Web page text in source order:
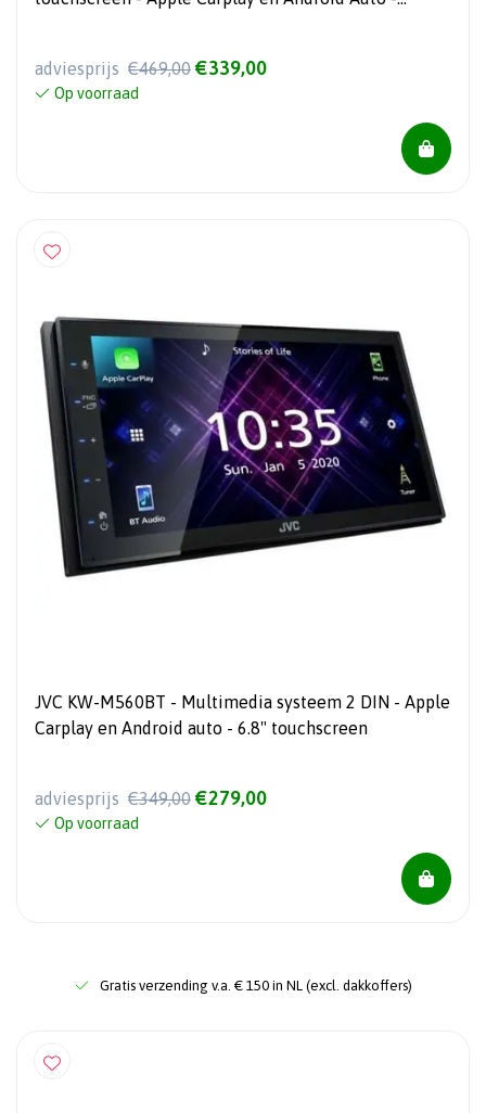
adviesprijs €469,00 €339,00
Op voorraad
JVC KW-M560BT - Multimedia systeem 2 DIN - Apple
Carplay en Android auto - 6.8" touchscreen
adviesprijs €349,00 €279,00
Op voorraad
Gratis verzending v.a. € 150 in NL (excl. dakkoffers)